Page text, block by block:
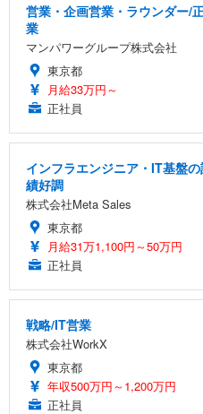
営業・企画営業・ラウンダー/
業
マンパワーグループ株式会社
東京都
月給33万円～
正社員
インフラエンジニア・IT基盤
績好調
株式会社Meta Sales
東京都
月給31万1,100円～50万円
正社員
戦略/IT営業
株式会社WorkX
東京都
年収500万円～1,200万円
正社員